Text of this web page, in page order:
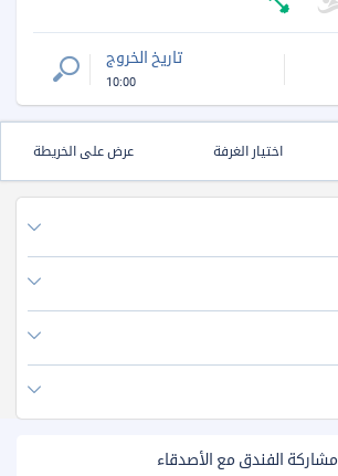
تاريخ الخروج
10:00
اختيار الغرفة عرض على الخريطة
مشاركة الفندق مع الأصدقاء